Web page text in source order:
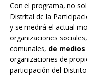
Con el programa, no
Distrital de la
y se medirá el actual
organizaciones
comunales, de
organizaciones de
participación del